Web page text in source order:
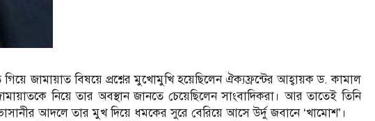
জামায়াত বিষয়ে প্রশ্নের মুখোমুখি হয়েছিলেন ঐক্যফ্রন্টের আহ্বায়ক ড. কামাল
নিয়ে তার অবস্থান জানতে চেয়েছিলেন সাংবাদিকরা। আর তাতেই তিনি
আদলে তার মুখ দিয়ে ধমকের সুরে বেরিয়ে আসে উর্দু জবানে ‘খামোশ’।